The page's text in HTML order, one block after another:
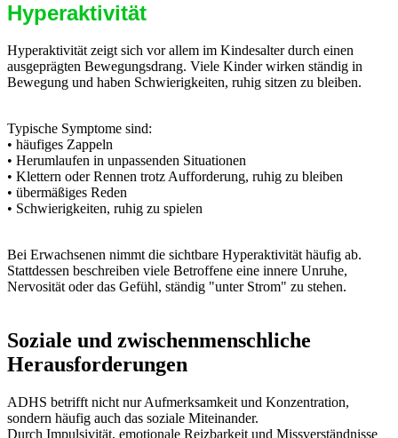
Hyperaktivität
Hyperaktivität zeigt sich vor allem im Kindesalter durch einen
ausgeprägten Bewegungsdrang. Viele Kinder wirken ständig in
Bewegung und haben Schwierigkeiten, ruhig sitzen zu bleiben.
Typische Symptome sind:
• häufiges Zappeln
• Herumlaufen in unpassenden Situationen
• Klettern oder Rennen trotz Aufforderung, ruhig zu bleiben
• übermäßiges Reden
• Schwierigkeiten, ruhig zu spielen
Bei Erwachsenen nimmt die sichtbare Hyperaktivität häufig ab.
Stattdessen beschreiben viele Betroffene eine innere Unruhe,
Nervosität oder das Gefühl, ständig "unter Strom" zu stehen.
Soziale und zwischenmenschliche
Herausforderungen
ADHS betrifft nicht nur Aufmerksamkeit und Konzentration,
sondern häufig auch das soziale Miteinander.
Durch Impulsivität, emotionale Reizbarkeit und Missverständnisse